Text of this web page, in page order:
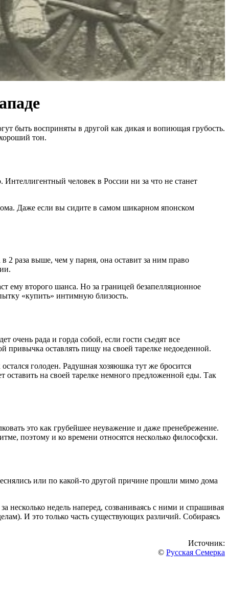
быть восприняты в другой как дикая и вопиющая грубость.
тон.
человек в России ни за что не станет
Даже если вы сидите в самом шикарном японском
2 раза выше, чем у парня, она оставит за ним право
ему второго шанса. Но за границей безапелляционное
«купить» интимную близость.
очень рада и горда собой, если гости съедят все
привычка оставлять пищу на своей тарелке недоеденной.
голоден. Радушная хозяюшка тут же бросится
оставить на своей тарелке немного предложенной еды. Так
это как грубейшее неуважение и даже пренебрежение.
поэтому и ко времени относятся несколько философски.
или по какой-то другой причине прошли мимо дома
недель наперед, созваниваясь с ними и спрашивая
И это только часть существующих различий. Собираясь
Источник:
© Русская Семерка